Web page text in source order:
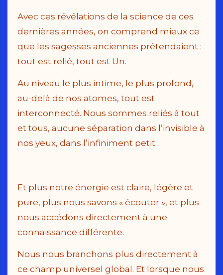
Avec ces révélations de la science de ces
dernières années, on comprend mieux ce
que les sagesses anciennes prétendaient :
tout est relié, tout est Un.
Au niveau le plus intime, le plus profond,
au-delà de nos atomes, tout est
interconnecté. Nous sommes reliés à tout
et tous, aucune séparation dans l’invisible à
nos yeux, dans l’infiniment petit.
Et plus notre énergie est claire, légère et
pure, plus nous savons « écouter », et plus
nous accédons directement à une
connaissance différente.
Nous nous branchons plus directement à
ce champ universel global. Et lorsque nous